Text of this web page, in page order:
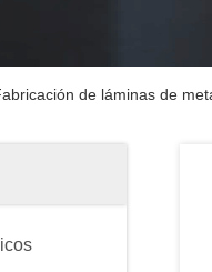
de láminas de